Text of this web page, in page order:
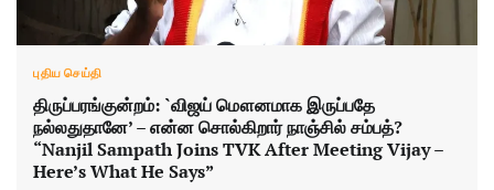
புதிய செய்தி
திருப்பரங்குன்றம்: `விஜய் மௌனமாக இருப்பதே
நல்லதுதானே’ – என்ன சொல்கிறார் நாஞ்சில் சம்பத்?
“Nanjil Sampath Joins TVK After Meeting Vijay –
Here’s What He Says”